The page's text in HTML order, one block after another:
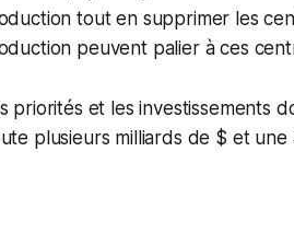
tout en supprimer les
peuvent palier à ces
priorités et les investissements
plusieurs milliards de $ et une